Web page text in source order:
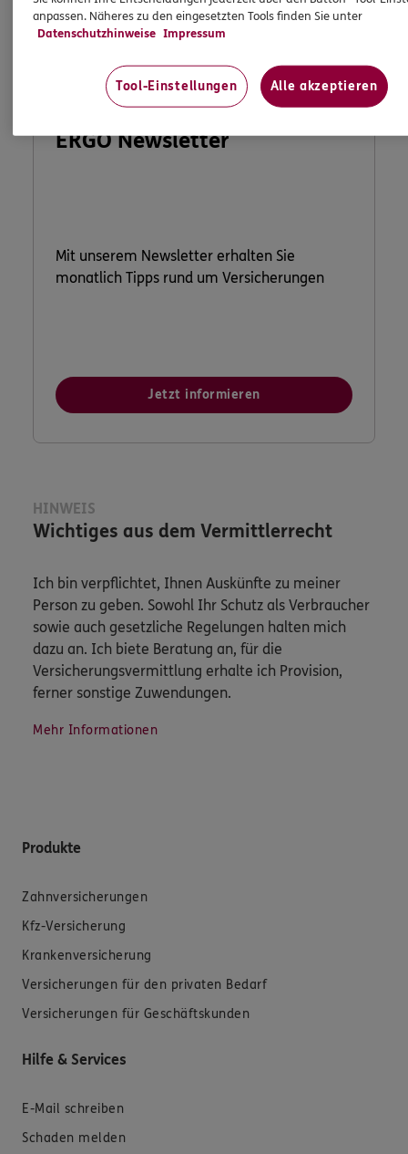
ERGO Newsletter
Mit unserem Newsletter erhalten Sie
monatlich Tipps rund um Versicherungen
Jetzt informieren
HINWEIS
Wichtiges aus dem Vermittlerrecht
Ich bin verpflichtet, Ihnen Auskünfte zu meiner
Person zu geben. Sowohl Ihr Schutz als Verbraucher
sowie auch gesetzliche Regelungen halten mich
dazu an. Ich biete Beratung an, für die
Versicherungsvermittlung erhalte ich Provision,
ferner sonstige Zuwendungen.
Mehr Informationen
Produkte
Zahnversicherungen
Kfz-Versicherung
Krankenversicherung
Versicherungen für den privaten Bedarf
Versicherungen für Geschäftskunden
Hilfe & Services
E-Mail schreiben
Schaden melden
anpassen. Näheres zu den eingesetzten Tools finden Sie unter
Datenschutzhinweise Impressum
Tool-Einstellungen Alle akzeptieren